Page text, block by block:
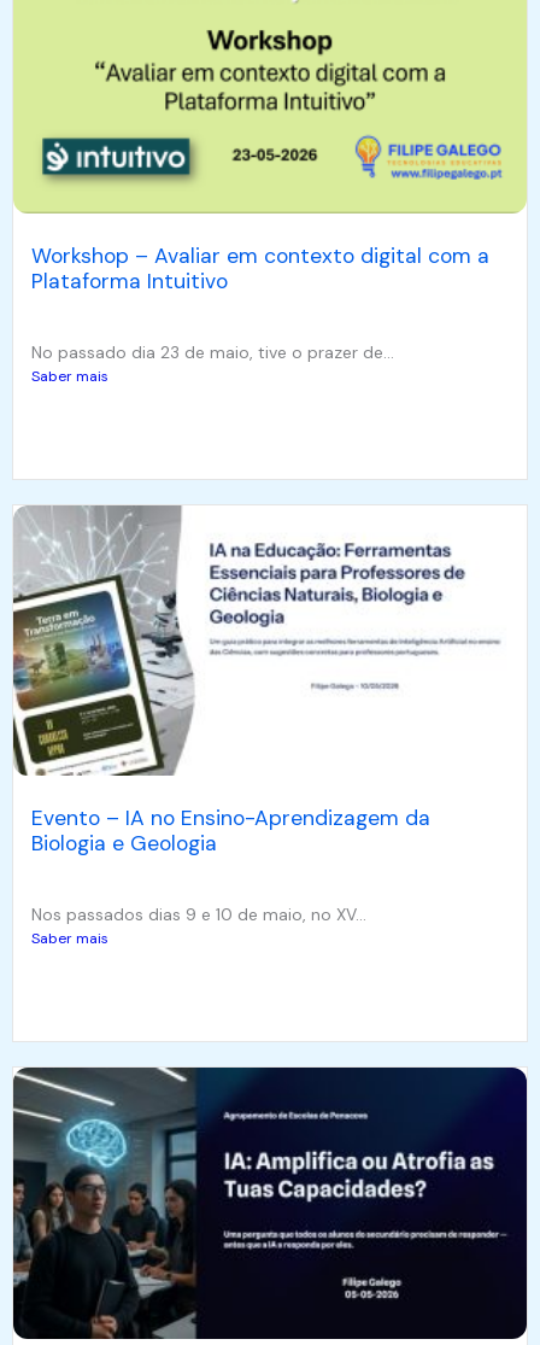
Workshop – Avaliar em contexto digital com a
Plataforma Intuitivo
No passado dia 23 de maio, tive o prazer de...
Saber mais
Evento – IA no Ensino-Aprendizagem da
Biologia e Geologia
Nos passados dias 9 e 10 de maio, no XV...
Saber mais